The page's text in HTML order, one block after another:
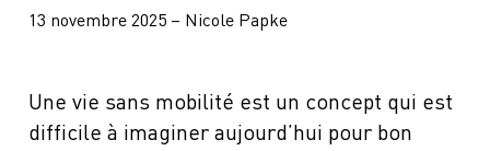
13 novembre 2025 – Nicole Papke
Une vie sans mobilité est un concept qui est
difficile à imaginer aujourd’hui pour bon